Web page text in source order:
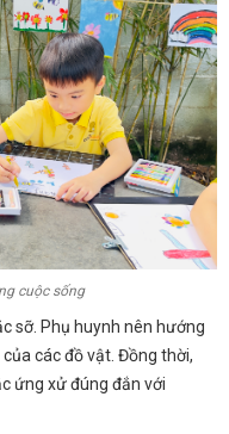
cuộc sống
sỡ. Phụ huynh nên hướng
các đồ vật. Đồng thời,
ứng xử đúng đắn với